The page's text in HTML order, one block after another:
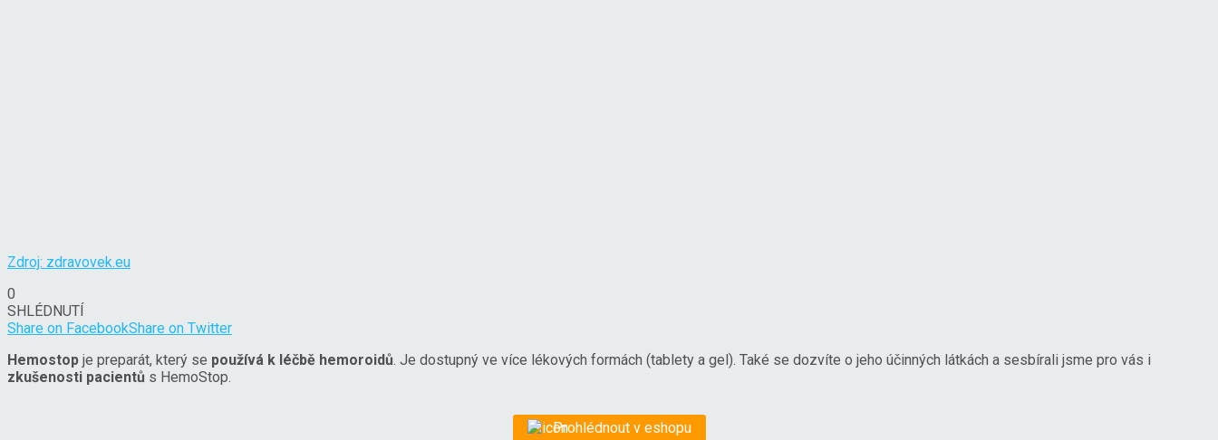
Zdroj: zdravovek.eu
0
SHLÉDNUTÍ
Share on FacebookShare on Twitter
Hemostop je preparát, který se používá k léčbě hemoroidů. Je dostupný ve více lékových formách (tablety a gel). Také se dozvíte o jeho účinných látkách a sesbírali jsme pro vás i
zkušenosti pacientů s HemoStop.
Prohlédnout v eshopu